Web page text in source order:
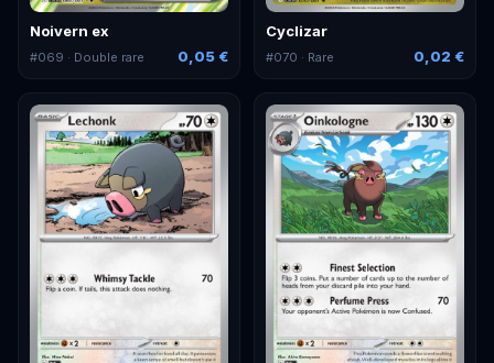
Noivern ex
#069 · Double rare 0,05 €
Cyclizar
#070 · Rare 0,02 €